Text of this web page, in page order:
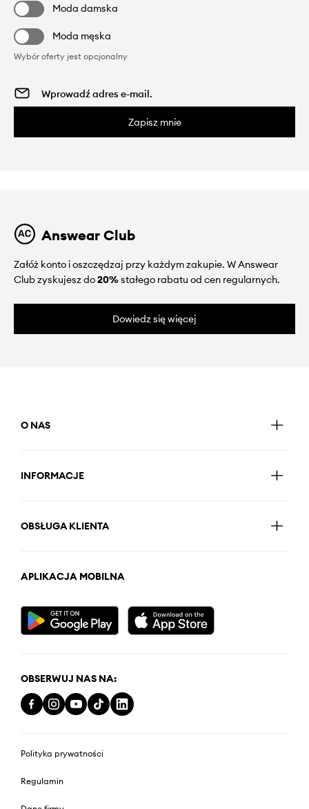
Moda damska
Moda męska
Wybór oferty jest opcjonalny
Zapisz mnie
Answear Club
Załóż konto i oszczędzaj przy każdym zakupie. W Answear
Club zyskujesz do20%stałego rabatu od cen regularnych.
Dowiedz się więcej
O NAS
INFORMACJE
OBSŁUGA KLIENTA
APLIKACJA MOBILNA
OBSERWUJ NAS NA:
Polityka prywatności
Regulamin